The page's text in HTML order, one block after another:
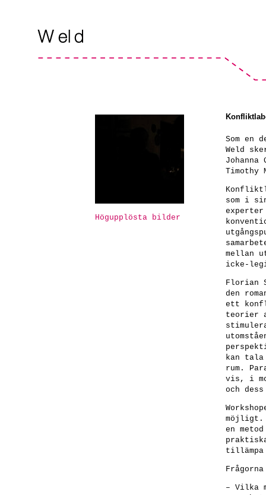
Högupplösta bilder
Som en
Weld
Timothy
som i
mellan
icke-
Florian
den
ett
teorier
kan tala
rum.
vis, i
och
möjligt.
en
– Vilka